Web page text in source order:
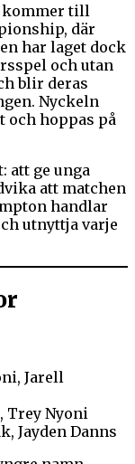
kommer till
där
har laget dock
och utan
blir deras
Nyckeln
och hoppas på
att ge unga
att matchen
handlar
utnyttja varje
Jarell
Trey Nyoni
Jayden Danns